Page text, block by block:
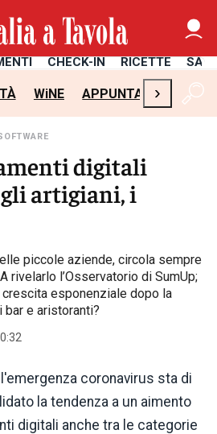
CHECK-IN RICETTE
WiNE APPUNTAMENTI
›
digitali
gli artigiani, i
piccole aziende, circola sempre
rivelarlo l’Osservatorio di SumUp;
esponenziale dopo la
bar e aristoranti?
coronavirus sta di
la tendenza a un aimento
digitali anche tra le categorie